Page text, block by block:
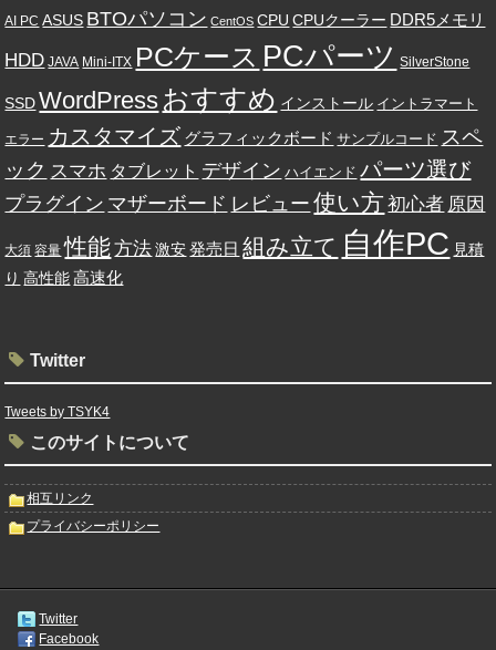
AI PC ASUS BTOパソコン CentOS CPU CPUクーラー DDR5メモリ
HDD JAVA Mini-ITX PCケース PCパーツ SilverStone
SSD WordPress おすすめ インストール イントラマート
エラー カスタマイズ グラフィックボード サンプルコード スペ
ック スマホ タブレット デザイン ハイエンド パーツ選び
プラグイン マザーボード レビュー 使い方初心者 原因
大須 容量 性能方法 激安 発売日 組み立て 自作PC 見積
り 高性能 高速化
Twitter
Tweets by TSYK4
このサイトについて
相互リンク
プライバシーポリシー
Twitter
Facebook